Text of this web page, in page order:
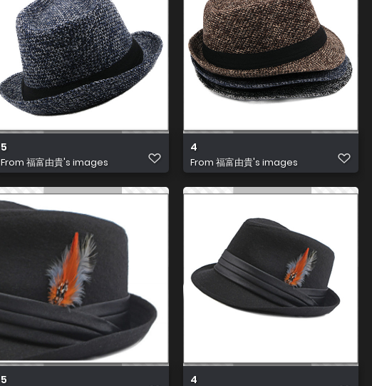
5
From 福富由貴's images
4
From 福富由貴's images
5 4